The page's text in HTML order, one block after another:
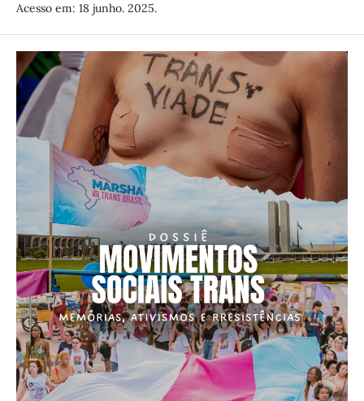
Acesso em: 18 junho. 2025.